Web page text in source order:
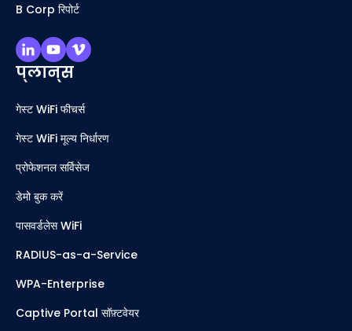
B Corp रिपोर्ट
प्लान्स
गेस्ट WiFi फीचर्स
गेस्ट WiFi मूल्य निर्धारण
प्रोफेशनल सर्विसेज
डेमो बुक करें
पासवर्डलेस WiFi
RADIUS-as-a-Service
WPA-Enterprise
Captive Portal सॉफ़्टवेयर